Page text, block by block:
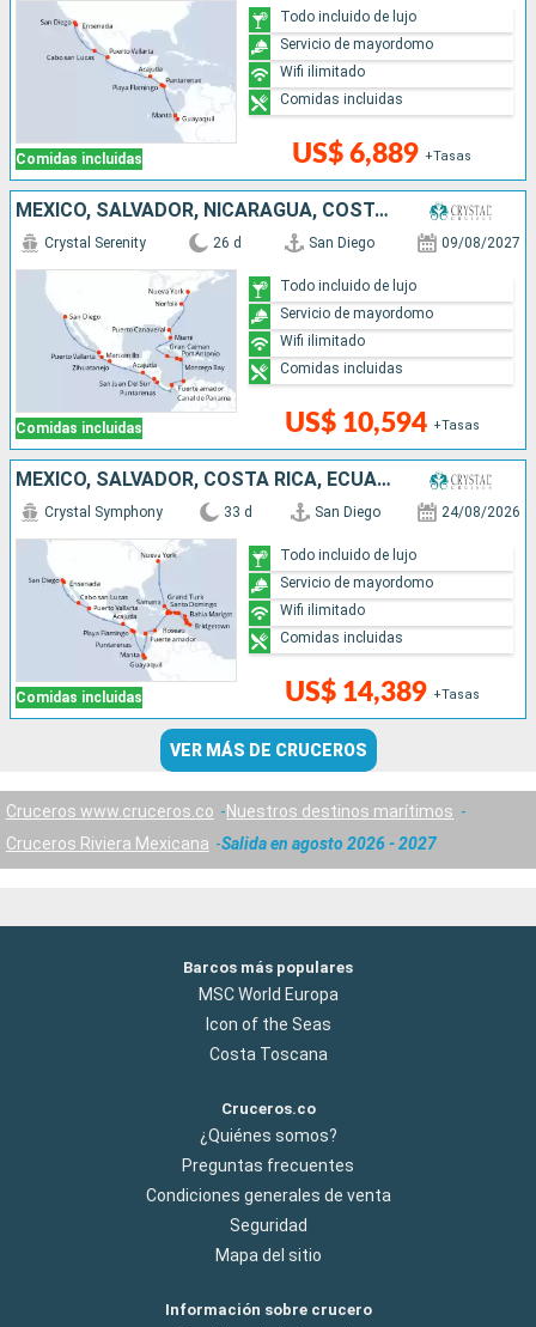
Comidas incluidas US$ 6,889 +Tasas
Todo incluido de lujo
Servicio de mayordomo
Wifi ilimitado
Comidas incluidas
MÉXICO, SALVADOR, NICARAGUA, COSTA RICA, PANAMÁ, COLOMBIA, JAMAICA, ISLAS CAIMÁN, ESTADOS UNIDOS
Comidas incluidas
Crystal Serenity 26 d San Diego 09/08/2027
US$ 10,594 +Tasas
Todo incluido de lujo
Servicio de mayordomo
Wifi ilimitado
Comidas incluidas
MÉXICO, SALVADOR, COSTA RICA, ECUADOR, PANAMÁ, COLOMBIA, REPÚBLICA DOMINICANA, PUERTO RICO, DOMINICA, BARBADOS, SANTA LUCIA, ANTIGUA Y BARBUDA, ESTADOS UNIDOS
Comidas incluidas
Crystal Symphony 33 d San Diego 24/08/2026
US$ 14,389 +Tasas
Todo incluido de lujo
Servicio de mayordomo
Wifi ilimitado
Comidas incluidas
VER MÁS DE CRUCEROS
Cruceros www.cruceros.co
Nuestros destinos marítimos
Cruceros Riviera Mexicana
Salida en agosto 2026 - 2027
Barcos más populares
MSC World Europa
Icon of the Seas
Costa Toscana
Cruceros.co
¿Quiénes somos?
Preguntas frecuentes
Condiciones generales de venta
Seguridad
Mapa del sitio
Información sobre crucero